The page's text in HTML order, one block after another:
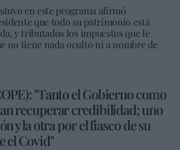
en este programa afirmó
que todo su patrimonio está
y tributados los impuestos que le
no tiene nada oculto ni a nombre de
"Tanto el Gobierno como
recuperar credibilidad; uno
y la otra por el fiasco de su
el Covid"